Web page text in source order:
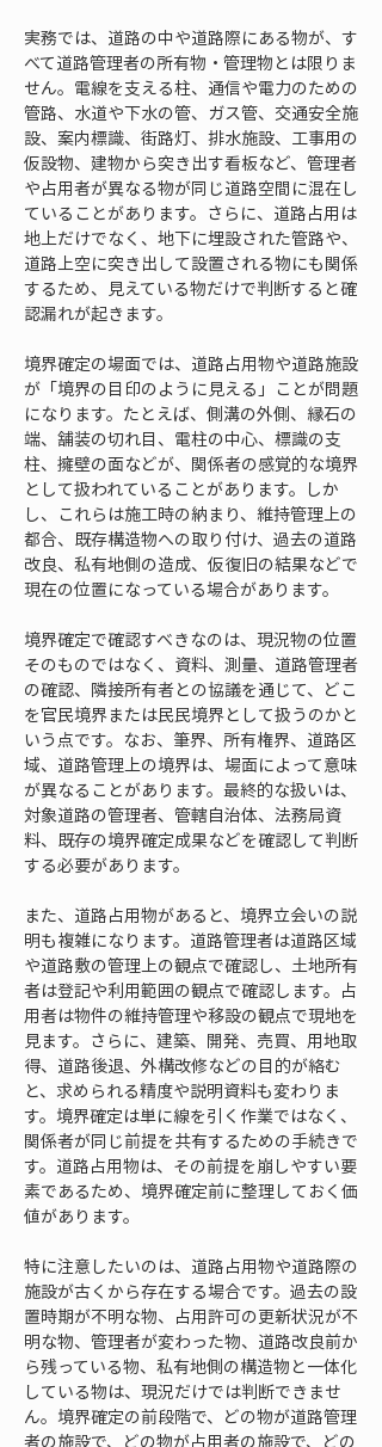
実務では、道路の中や道路際にある物が、す
べて道路管理者の所有物・管理物とは限りま
せん。電線を支える柱、通信や電力のための
管路、水道や下水の管、ガス管、交通安全施
設、案内標識、街路灯、排水施設、工事用の
仮設物、建物から突き出す看板など、管理者
や占用者が異なる物が同じ道路空間に混在し
ていることがあります。さらに、道路占用は
地上だけでなく、地下に埋設された管路や、
道路上空に突き出して設置される物にも関係
するため、見えている物だけで判断すると確
認漏れが起きます。
境界確定の場面では、道路占用物や道路施設
が「境界の目印のように見える」ことが問題
になります。たとえば、側溝の外側、縁石の
端、舗装の切れ目、電柱の中心、標識の支
柱、擁壁の面などが、関係者の感覚的な境界
として扱われていることがあります。しか
し、これらは施工時の納まり、維持管理上の
都合、既存構造物への取り付け、過去の道路
改良、私有地側の造成、仮復旧の結果などで
現在の位置になっている場合があります。
境界確定で確認すべきなのは、現況物の位置
そのものではなく、資料、測量、道路管理者
の確認、隣接所有者との協議を通じて、どこ
を官民境界または民民境界として扱うのかと
いう点です。なお、筆界、所有権界、道路区
域、道路管理上の境界は、場面によって意味
が異なることがあります。最終的な扱いは、
対象道路の管理者、管轄自治体、法務局資
料、既存の境界確定成果などを確認して判断
する必要があります。
また、道路占用物があると、境界立会いの説
明も複雑になります。道路管理者は道路区域
や道路敷の管理上の観点で確認し、土地所有
者は登記や利用範囲の観点で確認します。占
用者は物件の維持管理や移設の観点で現地を
見ます。さらに、建築、開発、売買、用地取
得、道路後退、外構改修などの目的が絡む
と、求められる精度や説明資料も変わりま
す。境界確定は単に線を引く作業ではなく、
関係者が同じ前提を共有するための手続きで
す。道路占用物は、その前提を崩しやすい要
素であるため、境界確定前に整理しておく価
値があります。
特に注意したいのは、道路占用物や道路際の
施設が古くから存在する場合です。過去の設
置時期が不明な物、占用許可の更新状況が不
明な物、管理者が変わった物、道路改良前か
ら残っている物、私有地側の構造物と一体化
している物は、現況だけでは判断できませ
ん。境界確定の前段階で、どの物が道路管理
者の施設で、どの物が占用者の施設で、どの